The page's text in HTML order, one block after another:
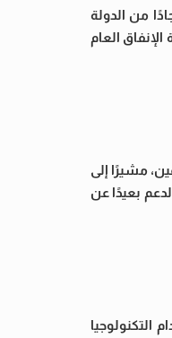
من الدولة
العام
مشيرًا إلى
بعيدًا عن